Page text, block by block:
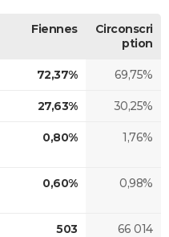
Fiennes
Circonscri
ption
72,37% 69,75%
27,63% 30,25%
0,80% 1,76%
0,60% 0,98%
503 66 014